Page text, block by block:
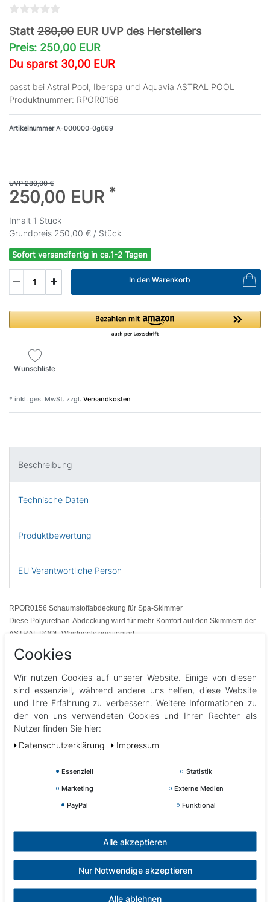
Statt 280,00 EUR UVP des Herstellers
Preis: 250,00 EUR
Du sparst 30,00 EUR
passt bei Astral Pool, Iberspa und Aquavia ASTRAL POOL
Produktnummer: RPOR0156
ArtikelnummerA-000000-0g669
UVP 280,00 €
250,00 EUR *
Inhalt 1 Stück
Grundpreis 250,00 € / Stück
Sofort versandfertig in ca.1-2 Tagen
In den Warenkorb
Wunschliste
* inkl. ges. MwSt. zzgl. Versandkosten
Beschreibung
Technische Daten
Produktbewertung
EU Verantwortliche Person
RPOR0156 Schaumstoffabdeckung für Spa-Skimmer
Diese Polyurethan-Abdeckung wird für mehr Komfort auf den Skimmern der
ASTRAL POOL-Whirlpools positioniert.
Maße :
Einige Modelle der Ocean Dreams-Serie von Astral Pool: Atlantida 70,
Kundenrezensionen
Cookies
Wir nutzen Cookies auf unserer Website. Einige von diesen
sind essenziell, während andere uns helfen, diese Website
und Ihre Erfahrung zu verbessern. Weitere Informationen zu
den von uns verwendeten Cookies und Ihren Rechten als
Nutzer finden Sie hier:
Daten­schutz­erklärung
Impressum
Essenziell
Statistik
Marketing
Externe Medien
PayPal
Funktional
Alle akzeptieren
Nur Notwendige akzeptieren
Alle ablehnen